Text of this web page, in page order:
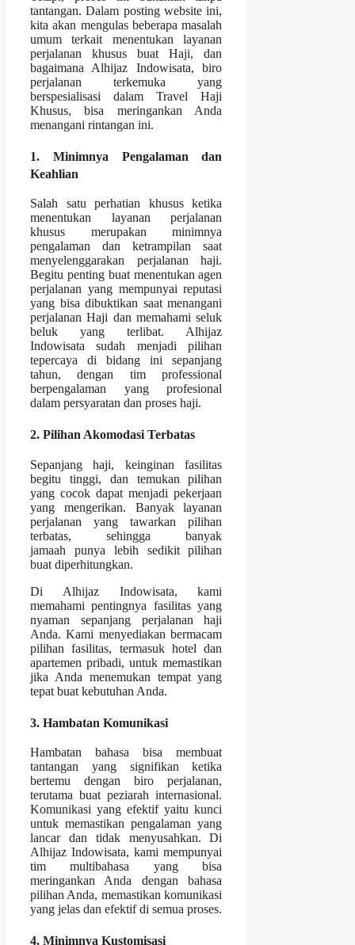
tantangan. Dalam posting website ini,
kita akan mengulas beberapa masalah
umum terkait menentukan layanan
perjalanan khusus buat Haji, dan
bagaimana Alhijaz Indowisata, biro
perjalanan terkemuka yang
berspesialisasi dalam Travel Haji
Khusus, bisa meringankan Anda
menangani rintangan ini.
1. Minimnya Pengalaman dan
Keahlian
Salah satu perhatian khusus ketika
menentukan layanan perjalanan
khusus merupakan minimnya
pengalaman dan ketrampilan saat
menyelenggarakan perjalanan haji.
Begitu penting buat menentukan agen
perjalanan yang mempunyai reputasi
yang bisa dibuktikan saat menangani
perjalanan Haji dan memahami seluk
beluk yang terlibat. Alhijaz
Indowisata sudah menjadi pilihan
tepercaya di bidang ini sepanjang
tahun, dengan tim professional
berpengalaman yang profesional
dalam persyaratan dan proses haji.
2. Pilihan Akomodasi Terbatas
Sepanjang haji, keinginan fasilitas
begitu tinggi, dan temukan pilihan
yang cocok dapat menjadi pekerjaan
yang mengerikan. Banyak layanan
perjalanan yang tawarkan pilihan
terbatas, sehingga banyak
jamaah punya lebih sedikit pilihan
buat diperhitungkan.
Di Alhijaz Indowisata, kami
memahami pentingnya fasilitas yang
nyaman sepanjang perjalanan haji
Anda. Kami menyediakan bermacam
pilihan fasilitas, termasuk hotel dan
apartemen pribadi, untuk memastikan
jika Anda menemukan tempat yang
tepat buat kebutuhan Anda.
3. Hambatan Komunikasi
Hambatan bahasa bisa membuat
tantangan yang signifikan ketika
bertemu dengan biro perjalanan,
terutama buat peziarah internasional.
Komunikasi yang efektif yaitu kunci
untuk memastikan pengalaman yang
lancar dan tidak menyusahkan. Di
Alhijaz Indowisata, kami mempunyai
tim multibahasa yang bisa
meringankan Anda dengan bahasa
pilihan Anda, memastikan komunikasi
yang jelas dan efektif di semua proses.
4. Minimnya Kustomisasi